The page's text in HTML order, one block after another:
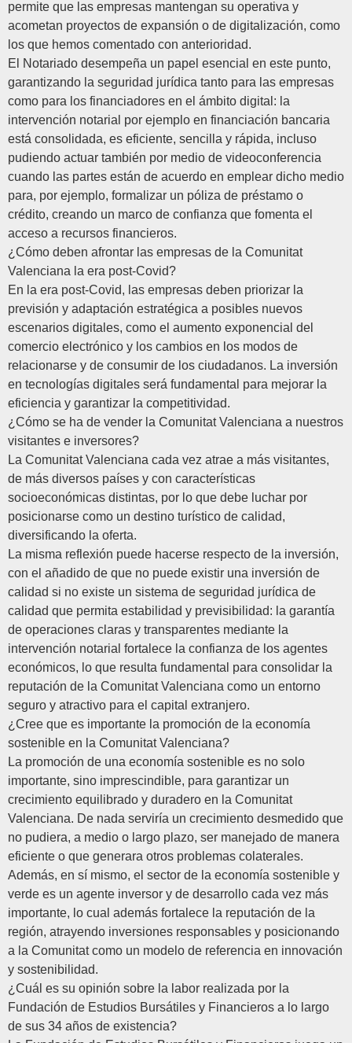
permite que las empresas mantengan su operativa y
acometan proyectos de expansión o de digitalización, como
los que hemos comentado con anterioridad.
El Notariado desempeña un papel esencial en este punto,
garantizando la seguridad jurídica tanto para las empresas
como para los financiadores en el ámbito digital: la
intervención notarial por ejemplo en financiación bancaria
está consolidada, es eficiente, sencilla y rápida, incluso
pudiendo actuar también por medio de videoconferencia
cuando las partes están de acuerdo en emplear dicho medio
para, por ejemplo, formalizar un póliza de préstamo o
crédito, creando un marco de confianza que fomenta el
acceso a recursos financieros.
¿Cómo deben afrontar las empresas de la Comunitat
Valenciana la era post-Covid?
En la era post-Covid, las empresas deben priorizar la
previsión y adaptación estratégica a posibles nuevos
escenarios digitales, como el aumento exponencial del
comercio electrónico y los cambios en los modos de
relacionarse y de consumir de los ciudadanos. La inversión
en tecnologías digitales será fundamental para mejorar la
eficiencia y garantizar la competitividad.
¿Cómo se ha de vender la Comunitat Valenciana a nuestros
visitantes e inversores?
La Comunitat Valenciana cada vez atrae a más visitantes,
de más diversos países y con características
socioeconómicas distintas, por lo que debe luchar por
posicionarse como un destino turístico de calidad,
diversificando la oferta.
La misma reflexión puede hacerse respecto de la inversión,
con el añadido de que no puede existir una inversión de
calidad si no existe un sistema de seguridad jurídica de
calidad que permita estabilidad y previsibilidad: la garantía
de operaciones claras y transparentes mediante la
intervención notarial fortalece la confianza de los agentes
económicos, lo que resulta fundamental para consolidar la
reputación de la Comunitat Valenciana como un entorno
seguro y atractivo para el capital extranjero.
¿Cree que es importante la promoción de la economía
sostenible en la Comunitat Valenciana?
La promoción de una economía sostenible es no solo
importante, sino imprescindible, para garantizar un
crecimiento equilibrado y duradero en la Comunitat
Valenciana. De nada serviría un crecimiento desmedido que
no pudiera, a medio o largo plazo, ser manejado de manera
eficiente o que generara otros problemas colaterales.
Además, en sí mismo, el sector de la economía sostenible y
verde es un agente inversor y de desarrollo cada vez más
importante, lo cual además fortalece la reputación de la
región, atrayendo inversiones responsables y posicionando
a la Comunitat como un modelo de referencia en innovación
y sostenibilidad.
¿Cuál es su opinión sobre la labor realizada por la
Fundación de Estudios Bursátiles y Financieros a lo largo
de sus 34 años de existencia?